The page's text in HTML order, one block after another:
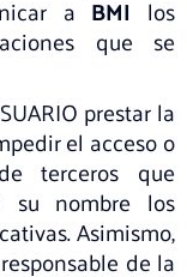
a BMI los
que se
prestar la
el acceso o
terceros que
su nombre los
Asimismo,
de la